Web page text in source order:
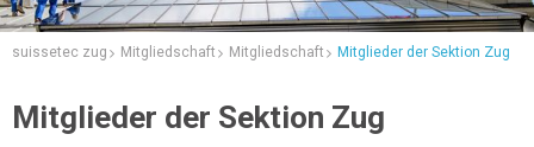
suissetec zug Mitgliedschaft Mitgliedschaft Mitglieder der Sektion Zug
Mitglieder der Sektion Zug